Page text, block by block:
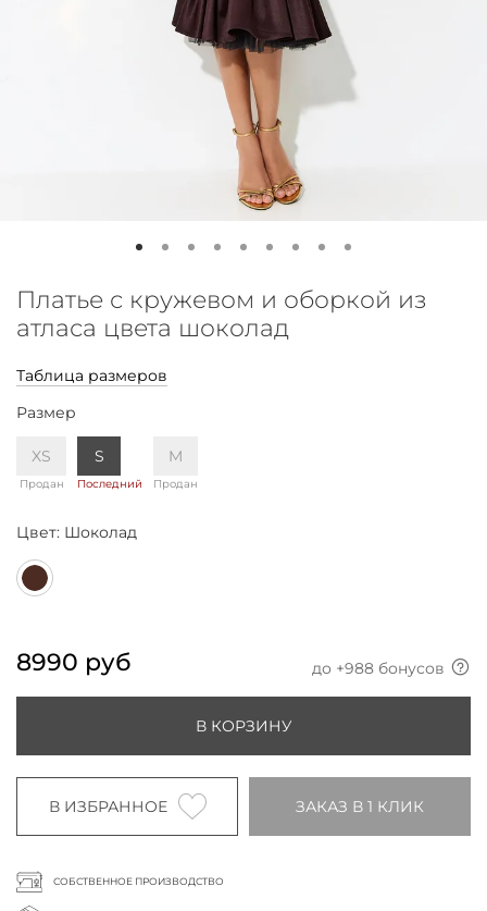
Платье с кружевом и оборкой из
атласа цвета шоколад
Таблица размеров
Размер
XS
Продан
S
Последний
M
Продан
Цвет: Шоколад
8990 руб до +988 бонусов
В КОРЗИНУ
В ИЗБРАННОЕ ЗАКАЗ В 1 КЛИК
СОБСТВЕННОЕ ПРОИЗВОДСТВО